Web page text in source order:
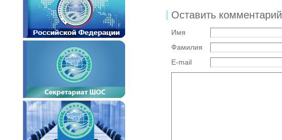
Оставить комментарий
Имя
Фамилия
E-mail